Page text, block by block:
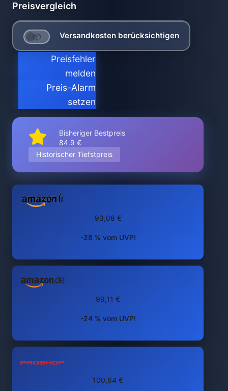
Preisvergleich
Versandkosten berücksichtigen
Preisfehler
melden
Preis-Alarm
setzen
Bisheriger Bestpreis
84.9 €
Historischer Tiefstpreis
93,08 €
-28 % vom UVP!
99,11 €
-24 % vom UVP!
100,64 €